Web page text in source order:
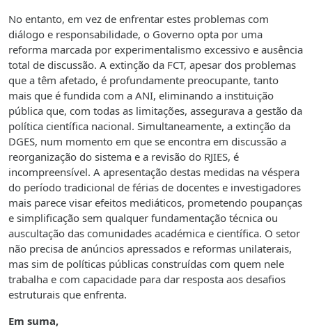
No entanto, em vez de enfrentar estes problemas com
diálogo e responsabilidade, o Governo opta por uma
reforma marcada por experimentalismo excessivo e ausência
total de discussão. A extinção da FCT, apesar dos problemas
que a têm afetado, é profundamente preocupante, tanto
mais que é fundida com a ANI, eliminando a instituição
pública que, com todas as limitações, assegurava a gestão da
política científica nacional. Simultaneamente, a extinção da
DGES, num momento em que se encontra em discussão a
reorganização do sistema e a revisão do RJIES, é
incompreensível. A apresentação destas medidas na véspera
do período tradicional de férias de docentes e investigadores
mais parece visar efeitos mediáticos, prometendo poupanças
e simplificação sem qualquer fundamentação técnica ou
auscultação das comunidades académica e científica. O setor
não precisa de anúncios apressados e reformas unilaterais,
mas sim de políticas públicas construídas com quem nele
trabalha e com capacidade para dar resposta aos desafios
estruturais que enfrenta.
Em suma,